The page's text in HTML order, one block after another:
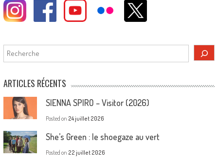
Rechercher
ARTICLES RÉCENTS
SIENNA SPIRO – Visitor (2026)
Posted on 24 juillet 2026
She’s Green : le shoegaze au vert
Posted on 22 juillet 2026